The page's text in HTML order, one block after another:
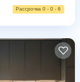
Рассрочка 0 - 0 - 6